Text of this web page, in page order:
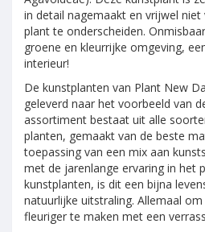
in detail nagemaakt en vrijwel niet
plant te onderscheiden.
groene en kleurrijke omgeving,
interieur!
De kunstplanten van Plant New
geleverd naar het voorbeeld van
assortiment bestaat uit alle
planten, gemaakt van de beste
toepassing van een mix aan
met de jarenlange ervaring in het
kunstplanten, is dit een bijna
natuurlijke uitstraling. Allemaal
fleuriger te maken met een